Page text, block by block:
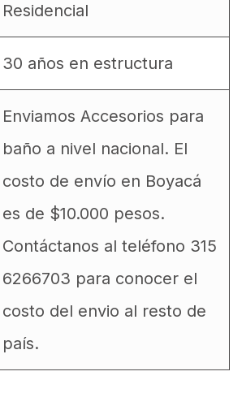
Residencial
30 años en estructura
Enviamos Accesorios para
baño a nivel nacional. El
costo de envío en Boyacá
es de $10.000 pesos.
Contáctanos al teléfono 315
6266703 para conocer el
costo del envio al resto de
país.